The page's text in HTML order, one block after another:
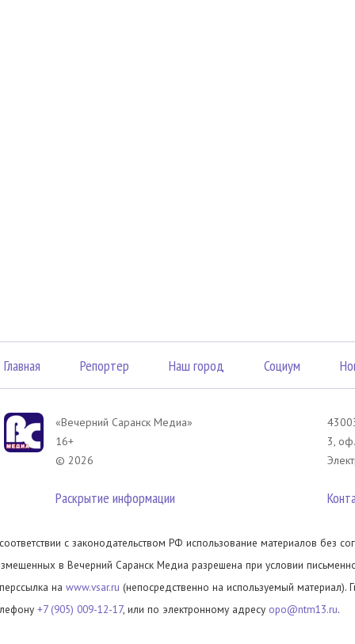
Главная Репортер Наш город Социум
«Вечерний Саранск Mедиа»
16+
© 2026
Раскрытие информации
3,
с законодательством РФ использование материалов без
в Вечерний Саранск Медиа разрешена при условии
на www.vsar.ru (непосредственно на используемый материал).
+7 (905) 009-12-17, или по электронному адресу opo@ntm13.ru.